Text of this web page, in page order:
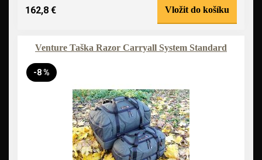
162,8 € Vložit do košíku
Venture Taška Razor Carryall System Standard
-8 %